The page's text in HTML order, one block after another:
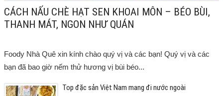
CÁCH NẤU CHÈ HẠT SEN KHOAI MÔN – BÉO BÙI,
THANH MÁT, NGON NHƯ QUÁN
Foody Nhà Quê xin kính chào quý vị và các bạn! Quý vị và các
bạn đã bao giờ nếm thử hương vị bùi béo...
Top đặc sản Việt Nam mang đi nước ngoài